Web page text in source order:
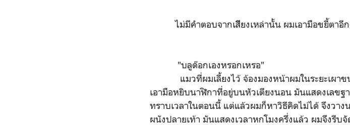
ไม่มีคำตอบจากเสีียงเหล่านั้น ผมเอามือขยี้ตาอีก
"บลูด๊อกเองหรอกเหรอ"
แมวที่ผมเลี้ยงไว้ จ้องมองหน้าผมในระยะเผาขน
เอามือหยิบนาฬิกาที่อยู่บนหัวเตียงนอน มันแสดงเลข
ทราบเวลาในตอนนี้ แต่แล้วผมก็หาวิธีคิดไม่ได้ จึงวา
ผนังปลายเท้า มันแสดงเวลาหกโมงครึ่งแล้ว ผมจึงรีบจั